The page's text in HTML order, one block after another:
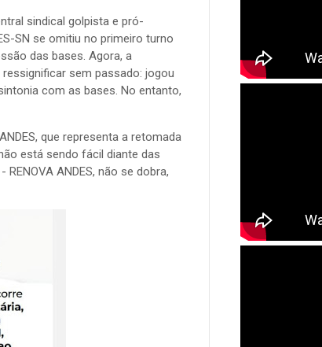
sindical golpista e pró-
SN se omitiu no primeiro turno
das bases. Agora, a
sem passado: jogou
com as bases. No entanto,
que representa a retomada
está sendo fácil diante das
ANDES, não se dobra,